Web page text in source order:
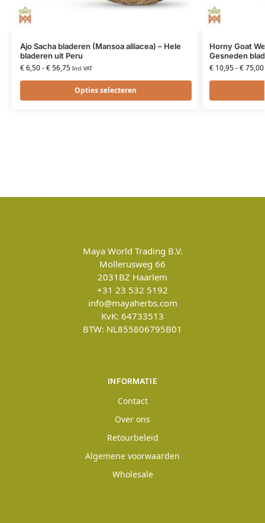
Ajo Sacha bladeren (Mansoa alliacea) – Hele
bladeren uit Peru
€6,50-€56,75 Incl. VAT
Opties selecteren
Horny Goat
Gesneden
€10,95-€75,00
Maya World Trading B.V.
Mollerusweg 66
2031BZ Haarlem
+31 23 532 5192
info@mayaherbs.com
KvK: 64733513
BTW: NL855806795B01
INFORMATIE
Contact
Over ons
Retourbeleid
Algemene voorwaarden
Wholesale